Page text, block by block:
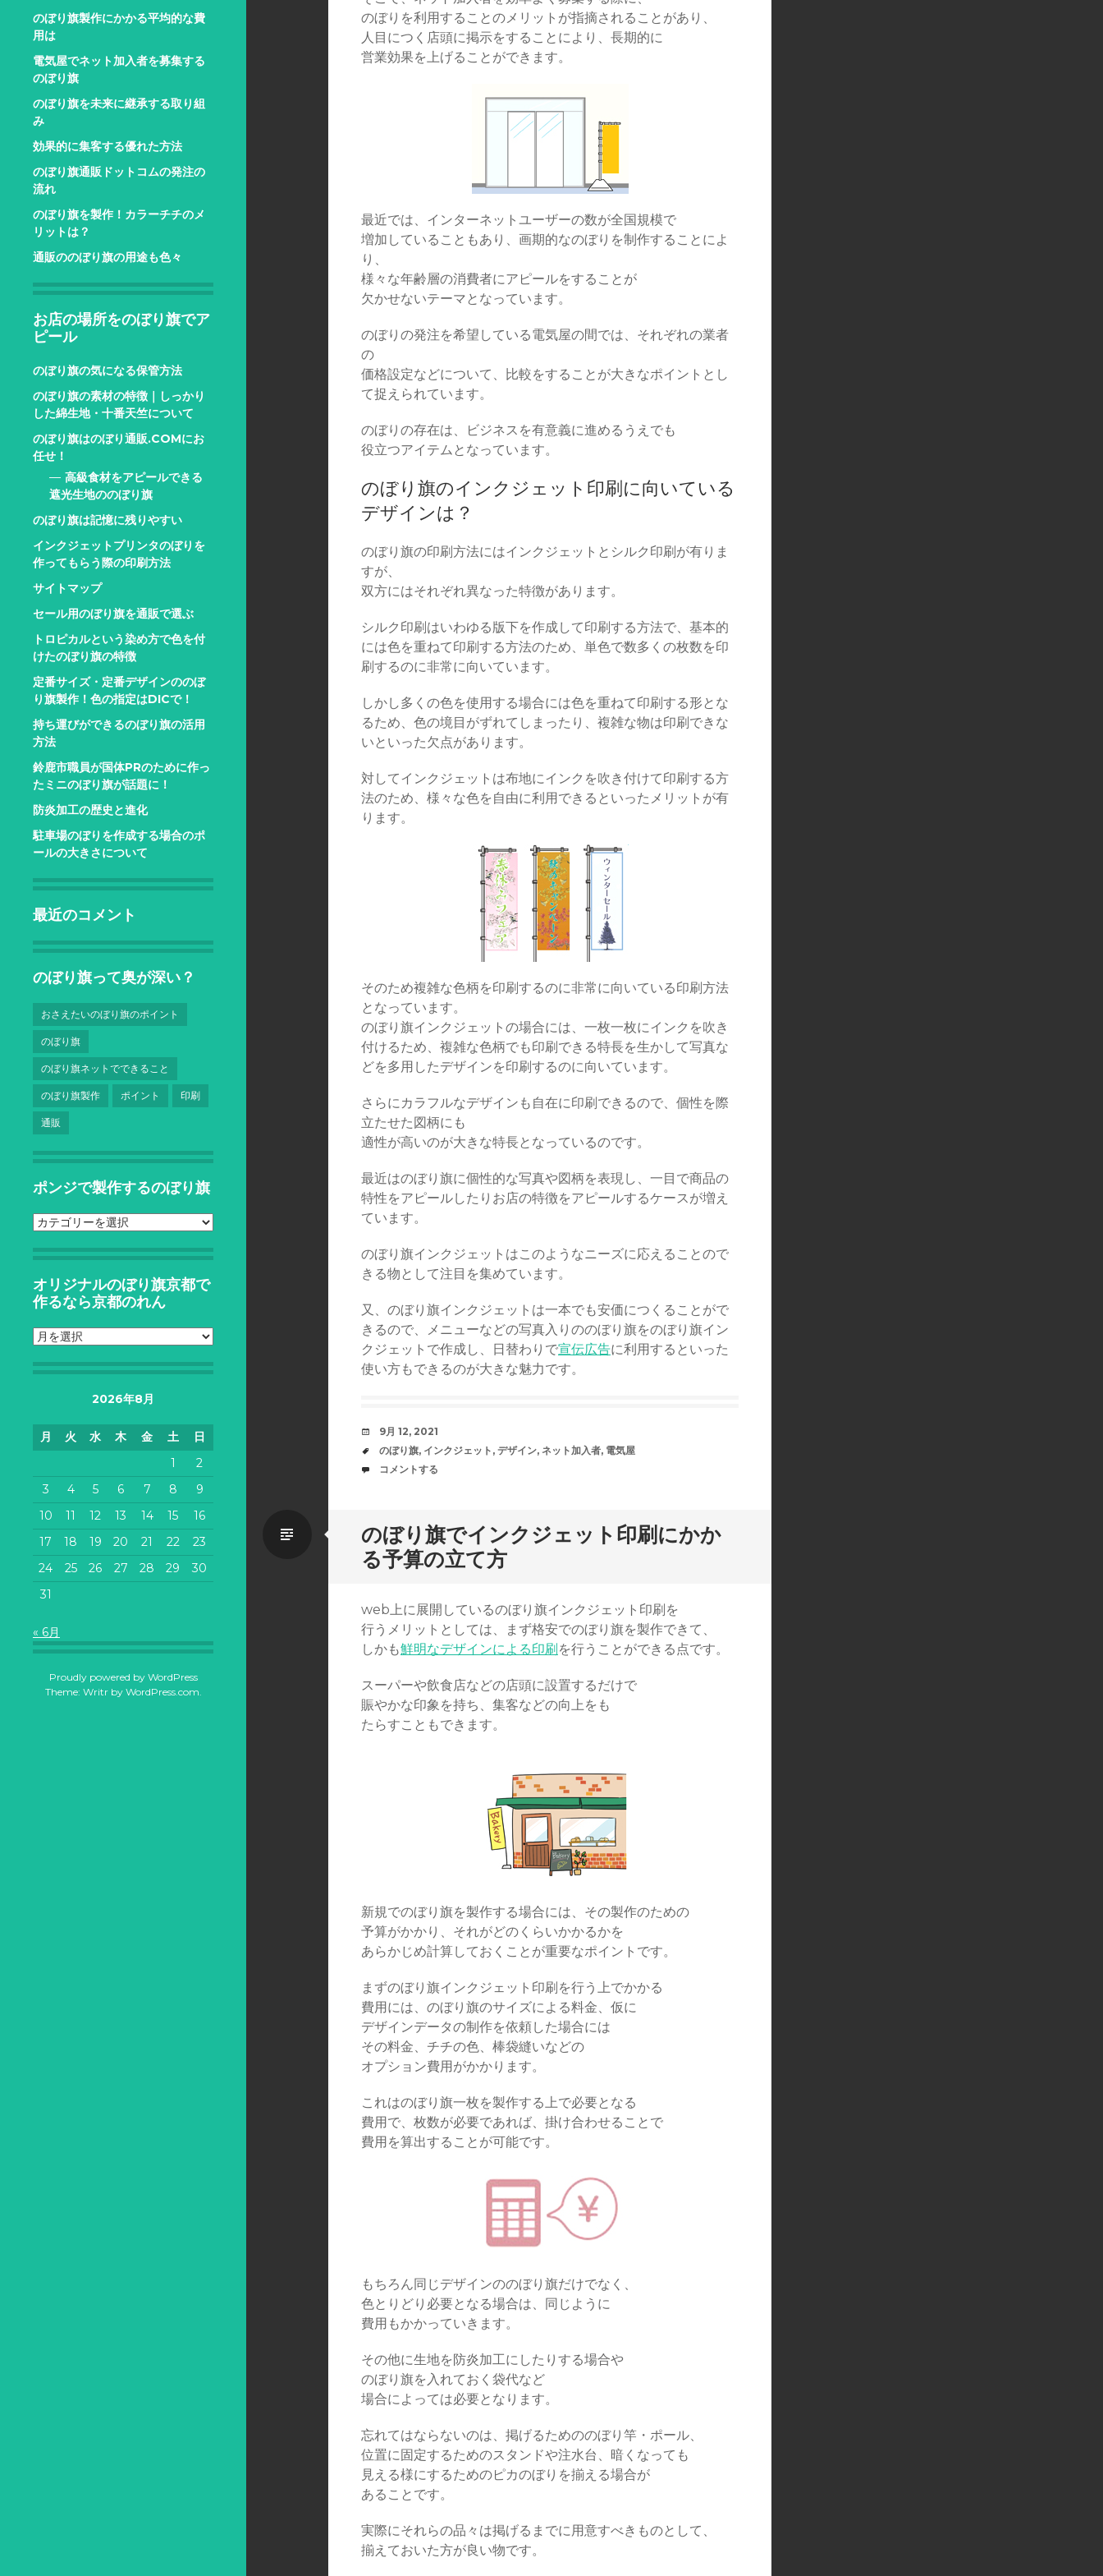
のぼり旗製作にかかる平均的な費
用は
電気屋でネット加入者を募集する
のぼり旗
のぼり旗を未来に継承する取り組
み
効果的に集客する優れた方法
のぼり旗通販ドットコムの発注の
流れ
のぼり旗を製作！カラーチチのメ
リットは？
通販ののぼり旗の用途も色々
お店の場所をのぼり旗でア
ピール
のぼり旗の気になる保管方法
のぼり旗の素材の特徴｜しっかり
した綿生地・十番天竺について
のぼり旗はのぼり通販.COMにお
任せ！
高級食材をアピールできる
遮光生地ののぼり旗
のぼり旗は記憶に残りやすい
インクジェットプリンタのぼりを
作ってもらう際の印刷方法
サイトマップ
セール用のぼり旗を通販で選ぶ
トロピカルという染め方で色を付
けたのぼり旗の特徴
定番サイズ・定番デザインののぼ
り旗製作！色の指定はDICで！
持ち運びができるのぼり旗の活用
方法
鈴鹿市職員が国体PRのために作っ
たミニのぼり旗が話題に！
防炎加工の歴史と進化
駐車場のぼりを作成する場合のポ
ールの大きさについて
最近のコメント
のぼり旗って奥が深い？
おさえたいのぼり旗のポイント
のぼり旗
のぼり旗ネットでできること
のぼり旗製作 ポイント 印刷
通販
ポンジで製作するのぼり旗
ポ
ジ
製
作
す
る
の
ぼ
オリジナルのぼり旗京都で
作るなら京都のれん
オ
ジ
の
ぼ
り
旗
京
都
で
作
る
な
ら
都
の
2026年8月
月 火 水 木 金 土
日
1
2
3
4 5 6 7 8
9
10
11 12 13 14 15
16
17
18 19 20 21 22
23
24
25 26 27 28 29
30
31
« 6月
Proudly powered by WordPress
Theme: Writr by WordPress.com.
のぼりを利用することのメリットが指摘されることがあり、
人目につく店頭に掲示をすることにより、長期的に
営業効果を上げることができます。
最近では、インターネットユーザーの数が全国規模で
増加していることもあり、画期的なのぼりを制作することによ
り、
様々な年齢層の消費者にアピールをすることが
欠かせないテーマとなっています。
のぼりの発注を希望している電気屋の間では、それぞれの業者
の
価格設定などについて、比較をすることが大きなポイントとし
て捉えられています。
のぼりの存在は、ビジネスを有意義に進めるうえでも
役立つアイテムとなっています。
のぼり旗のインクジェット印刷に向いている
デザインは？
のぼり旗の印刷方法にはインクジェットとシルク印刷が有りま
すが、
双方にはそれぞれ異なった特徴があります。
シルク印刷はいわゆる版下を作成して印刷する方法で、基本的
には色を重ねて印刷する方法のため、単色で数多くの枚数を印
刷するのに非常に向いています。
しかし多くの色を使用する場合には色を重ねて印刷する形とな
るため、色の境目がずれてしまったり、複雑な物は印刷できな
いといった欠点があります。
対してインクジェットは布地にインクを吹き付けて印刷する方
法のため、様々な色を自由に利用できるといったメリットが有
ります。
そのため複雑な色柄を印刷するのに非常に向いている印刷方法
となっています。
のぼり旗インクジェットの場合には、一枚一枚にインクを吹き
付けるため、複雑な色柄でも印刷できる特長を生かして写真な
どを多用したデザインを印刷するのに向いています。
さらにカラフルなデザインも自在に印刷できるので、個性を際
立たせた図柄にも
適性が高いのが大きな特長となっているのです。
最近はのぼり旗に個性的な写真や図柄を表現し、一目で商品の
特性をアピールしたりお店の特徴をアピールするケースが増え
ています。
のぼり旗インクジェットはこのようなニーズに応えることので
きる物として注目を集めています。
又、のぼり旗インクジェットは一本でも安価につくることがで
きるので、メニューなどの写真入りののぼり旗をのぼり旗イン
クジェットで作成し、日替わりで宣伝広告に利用するといった
使い方もできるのが大きな魅力です。
日
時
9月 12, 2021
タ
グ
のぼり旗, インクジェット , デザイン, ネット加入者, 電気屋
コ
コメントする
のぼり旗でインクジェット印刷にかか
る予算の立て方
web上に展開しているのぼり旗インクジェット印刷を
行うメリットとしては、まず格安でのぼり旗を製作できて、
しかも鮮明なデザインによる印刷を行うことができる点です。
スーパーや飲食店などの店頭に設置するだけで
賑やかな印象を持ち、集客などの向上をも
たらすこともできます。
新規でのぼり旗を製作する場合には、その製作のための
予算がかかり、それがどのくらいかかるかを
あらかじめ計算しておくことが重要なポイントです。
まずのぼり旗インクジェット印刷を行う上でかかる
費用には、のぼり旗のサイズによる料金、仮に
デザインデータの制作を依頼した場合には
その料金、チチの色、棒袋縫いなどの
オプション費用がかかります。
これはのぼり旗一枚を製作する上で必要となる
費用で、枚数が必要であれば、掛け合わせることで
費用を算出することが可能です。
もちろん同じデザインののぼり旗だけでなく、
色とりどり必要となる場合は、同じように
費用もかかっていきます。
その他に生地を防炎加工にしたりする場合や
のぼり旗を入れておく袋代など
場合によっては必要となります。
忘れてはならないのは、掲げるためののぼり竿・ポール、
位置に固定するためのスタンドや注水台、暗くなっても
見える様にするためのピカのぼりを揃える場合が
あることです。
実際にそれらの品々は掲げるまでに用意すべきものとして、
揃えておいた方が良い物です。